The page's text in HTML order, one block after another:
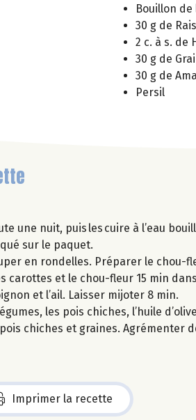
Bouillon de
30 g de
2 c. à s. de
30 g de
30 g de
Persil
une nuit, puis les cuire à l’eau
sur le paquet.
en rondelles. Préparer le chou-
carottes et le chou-fleur 15 min
et l’ail. Laisser mijoter 8 min.
les pois chiches, l’huile
chiches et graines. Agrémenter
Imprimer la recette